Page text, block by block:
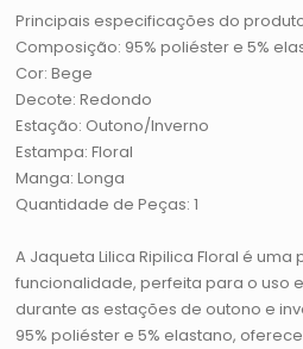
Principais especificações do
Composição: 95% poliéster e 5%
Cor: Bege
Decote: Redondo
Estação: Outono/Inverno
Estampa: Floral
Manga: Longa
Quantidade de Peças: 1
A Jaqueta Lilica Ripilica Floral é
funcionalidade, perfeita para o uso
durante as estações de outono e
95% poliéster e 5% elastano,